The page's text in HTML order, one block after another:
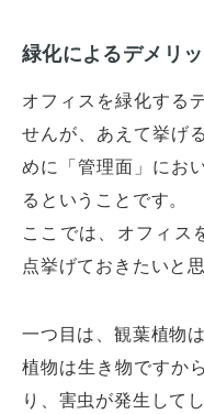
緑化によるデメリ
オフィスを緑化する
せんが、あえて挙げ
めに「管理面」にお
るということです。
ここでは、オフィス
点挙げておきたいと思
一つ目は、観葉植物
植物は生き物ですか
り、害虫が発生して